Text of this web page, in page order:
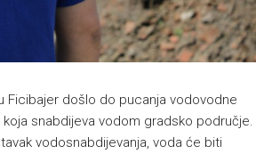
Ficibajer došlo do pucanja vodovodne
snabdijeva vodom gradsko područje.
vodosnabdijevanja, voda će biti